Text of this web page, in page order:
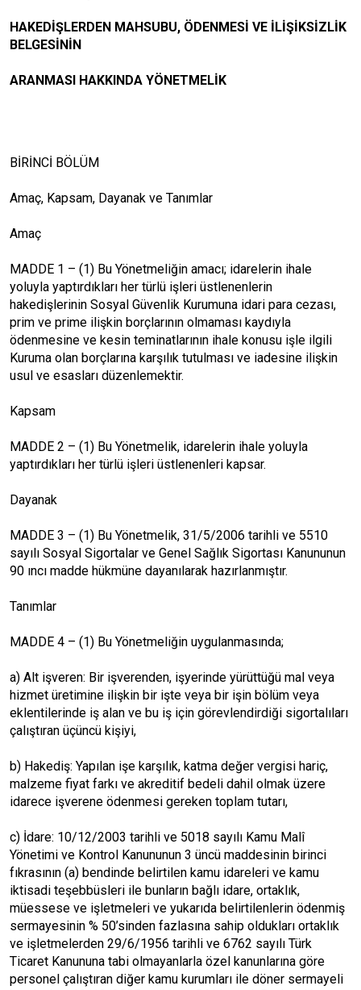
HAKEDİŞLERDEN MAHSUBU, ÖDENMESİ VE İLİŞİKSİZLİK
BELGESİNİN
ARANMASI HAKKINDA YÖNETMELİK
BİRİNCİ BÖLÜM
Amaç, Kapsam, Dayanak ve Tanımlar
Amaç
MADDE 1 – (1) Bu Yönetmeliğin amacı; idarelerin ihale
yoluyla yaptırdıkları her türlü işleri üstlenenlerin
hakedişlerinin Sosyal Güvenlik Kurumuna idari para cezası,
prim ve prime ilişkin borçlarının olmaması kaydıyla
ödenmesine ve kesin teminatlarının ihale konusu işle ilgili
Kuruma olan borçlarına karşılık tutulması ve iadesine ilişkin
usul ve esasları düzenlemektir.
Kapsam
MADDE 2 – (1) Bu Yönetmelik, idarelerin ihale yoluyla
yaptırdıkları her türlü işleri üstlenenleri kapsar.
Dayanak
MADDE 3 – (1) Bu Yönetmelik, 31/5/2006 tarihli ve 5510
sayılı Sosyal Sigortalar ve Genel Sağlık Sigortası Kanununun
90 ıncı madde hükmüne dayanılarak hazırlanmıştır.
Tanımlar
MADDE 4 – (1) Bu Yönetmeliğin uygulanmasında;
a) Alt işveren: Bir işverenden, işyerinde yürüttüğü mal veya
hizmet üretimine ilişkin bir işte veya bir işin bölüm veya
eklentilerinde iş alan ve bu iş için görevlendirdiği sigortalıları
çalıştıran üçüncü kişiyi,
b) Hakediş: Yapılan işe karşılık, katma değer vergisi hariç,
malzeme fiyat farkı ve akreditif bedeli dahil olmak üzere
idarece işverene ödenmesi gereken toplam tutarı,
c) İdare: 10/12/2003 tarihli ve 5018 sayılı Kamu Malî
Yönetimi ve Kontrol Kanununun 3 üncü maddesinin birinci
fıkrasının (a) bendinde belirtilen kamu idareleri ve kamu
iktisadi teşebbüsleri ile bunların bağlı idare, ortaklık,
müessese ve işletmeleri ve yukarıda belirtilenlerin ödenmiş
sermayesinin % 50’sinden fazlasına sahip oldukları ortaklık
ve işletmelerden 29/6/1956 tarihli ve 6762 sayılı Türk
Ticaret Kanununa tabi olmayanlarla özel kanunlarına göre
personel çalıştıran diğer kamu kurumları ile döner sermayeli